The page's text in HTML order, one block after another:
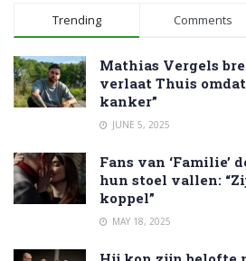
Trending Comments
Mathias Vergels
verlaat Thuis
kanker”
JUNE 5, 2025
Fans van ‘Familie’
hun stoel vallen:
koppel”
MAY 18, 2025